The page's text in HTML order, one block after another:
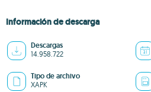
Información de descarga
Descargas
14.958.722
Tipo de archivo
XAPK